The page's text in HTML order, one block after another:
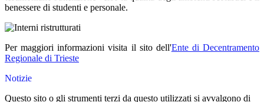
benessere di studenti e personale.
Per maggiori informazioni visita il sito dell'Ente di Decentramento
Regionale di Trieste
Notizie
Questo sito o gli strumenti terzi da questo utilizzati si avvalgono di